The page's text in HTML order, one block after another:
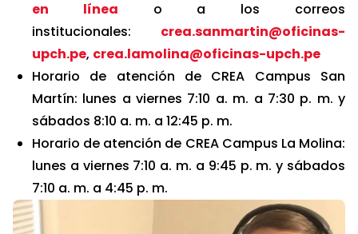
en línea o a los correos
institucionales:
crea.sanmartin@oficinas-
upch.pe, crea.lamolina@oficinas-upch.pe
Horario de atención de CREA Campus San
Martín: lunes a viernes 7:10 a. m. a 7:30 p. m. y
sábados 8:10 a. m. a 12:45 p. m.
Horario de atención de CREA Campus La Molina:
lunes a viernes 7:10 a. m. a 9:45 p. m. y sábados
7:10 a. m. a 4:45 p. m.